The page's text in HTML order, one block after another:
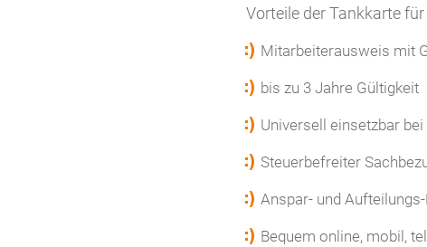
Vorteile der Tankkarte
Mitarbeiterausweis mit
bis zu 3 Jahre Gültigkeit
Universell einsetzbar
Steuerbefreiter
Anspar- und
Bequem online, mobil,